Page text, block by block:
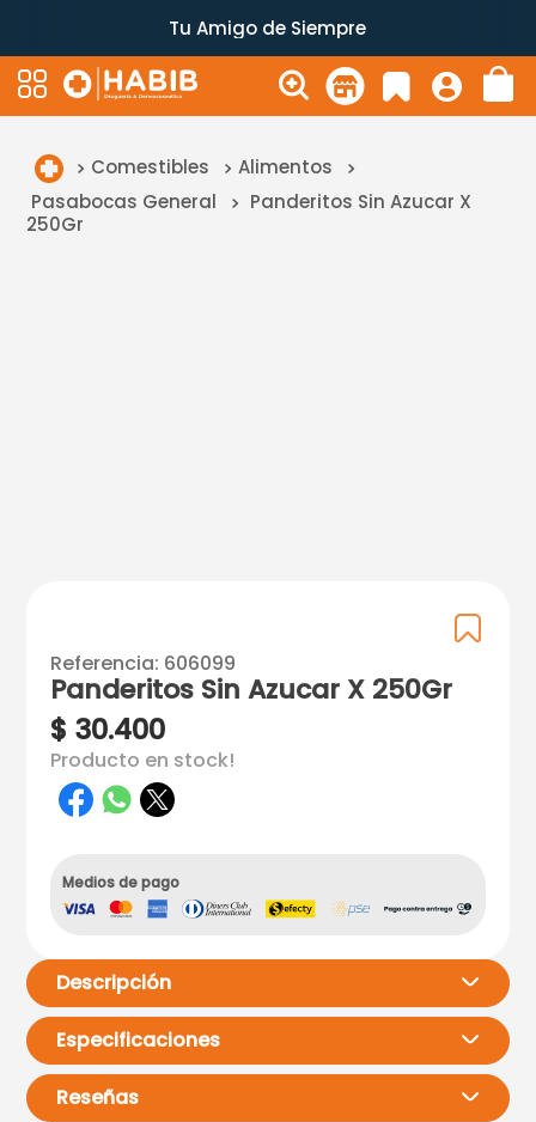
Tu Amigo de Siempre
Comestibles
Alimentos
Pasabocas General
Panderitos Sin Azucar X
250Gr
Referencia: 606099
Panderitos Sin Azucar X 250Gr
$ 30.400
Producto en stock!
Medios de pago
Descripción
Especificaciones
Reseñas